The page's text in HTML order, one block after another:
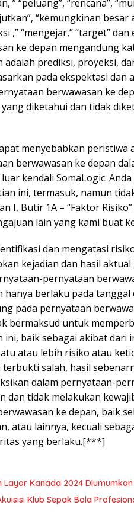
” “peluang”, “rencana”,
“kemungkinan besar
,” “mengejar,” “target”
ke depan mengandung
adalah prediksi, proyeksi,
pada ekspektasi
berwawasan ke
diketahui dan tidak
menyebabkan peristiwa
berwawasan ke depan
kendali SomaLogic.
ini, termasuk, namun
I, Butir 1A – “Faktor
lain yang kami buat
dan mengatasi
kejadian dan hasil
pernyataan
hanya berlaku pada
pada pernyataan
bermaksud untuk
ini, baik sebagai akibat dari
atau lebih risiko atau
terbukti salah, hasil
dalam pernyataan-
dan tidak melakukan
ke depan, baik
atau lainnya, kecuali
yang berlaku.[***]
Layar Kanada 2024 Diumumkan
Klub Sepak Bola